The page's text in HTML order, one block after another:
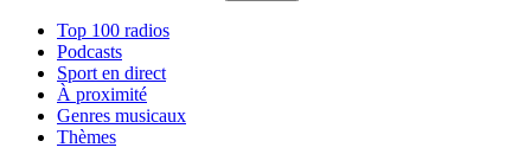
Top 100 radios
Podcasts
Sport en direct
À proximité
Genres musicaux
Thèmes